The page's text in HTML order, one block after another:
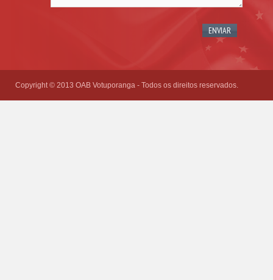
Copyright © 2013 OAB Votuporanga - Todos os direitos reservados.